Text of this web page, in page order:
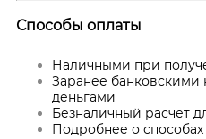
Способы оплаты
Наличными при
Заранее
деньгами
Безналичный расчет
Подробнее о способах